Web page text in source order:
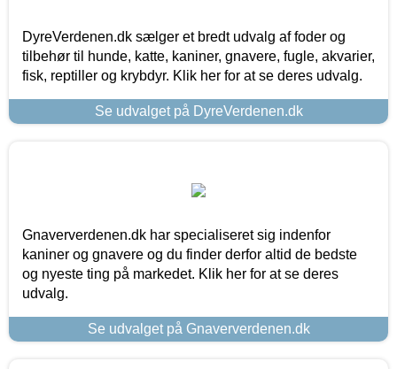
DyreVerdenen.dk sælger et bredt udvalg af foder og
tilbehør til hunde, katte, kaniner, gnavere, fugle, akvarier,
fisk, reptiller og krybdyr. Klik her for at se deres udvalg.
Se udvalget på DyreVerdenen.dk
Gnaververdenen.dk har specialiseret sig indenfor
kaniner og gnavere og du finder derfor altid de bedste
og nyeste ting på markedet. Klik her for at se deres
udvalg.
Se udvalget på Gnaververdenen.dk